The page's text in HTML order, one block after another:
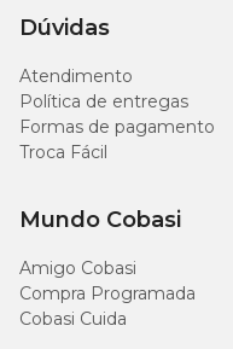
Dúvidas
Atendimento
Política de entregas
Formas de pagamento
Troca Fácil
Mundo Cobasi
Amigo Cobasi
Compra Programada
Cobasi Cuida